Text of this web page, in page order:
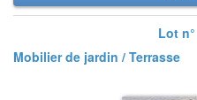
Lot
Mobilier de jardin / Terrasse